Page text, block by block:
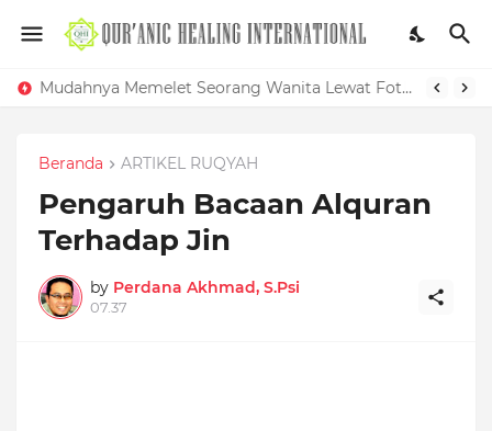
Mudahnya Memelet Seorang Wanita Lewat Foto di Facebook
Beranda ARTIKEL RUQYAH
Pengaruh Bacaan Alquran
Terhadap Jin
by Perdana Akhmad, S.Psi
07.37